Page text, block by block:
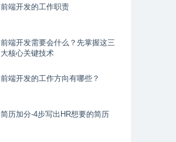
前端开发的工作职责
前端开发需要会什么？先掌握这三
大核心关键技术
前端开发的工作方向有哪些？
简历加分-4步写出HR想要的简历